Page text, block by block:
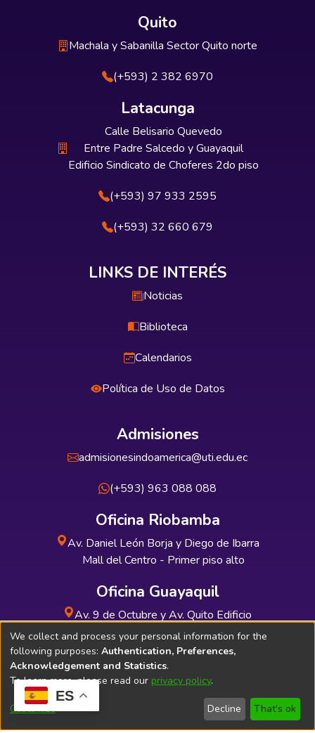
ES
Quito
Machala y Sabanilla Sector Quito norte
(+593) 2 382 6970
Latacunga
Calle Belisario Quevedo
Entre Padre Salcedo y Guayaquil
Edificio Sindicato de Choferes 2do piso
(+593) 97 933 2595
(+593) 32 660 679
LINKS DE INTERÉS
Noticias
Biblioteca
Calendarios
Política de Uso de Datos
Admisiones
admisionesindoamerica@uti.edu.ec
(+593) 963 088 088
Oficina Riobamba
Av. Daniel León Borja y Diego de Ibarra
Mall del Centro - Primer piso alto
Oficina Guayaquil
Av. 9 de Octubre y Av. Quito Edificio
INDUAUTO - Planta baja
Soporte Técnico Bibliolatino.com
We collect and process your personal information for the
following purposes: Authentication, Preferences,
Acknowledgement and Statistics.
To learn more, please read our privacy policy.
Customize Decline That's ok